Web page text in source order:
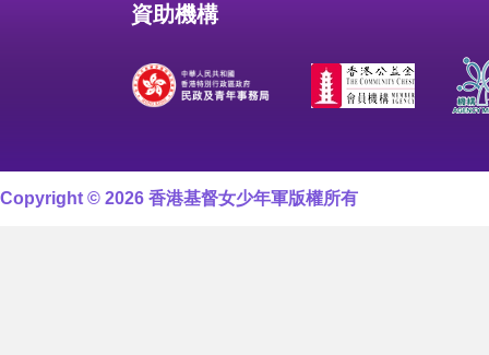
資助機構
Copyright © 2026 香港基督女少年軍版權所有